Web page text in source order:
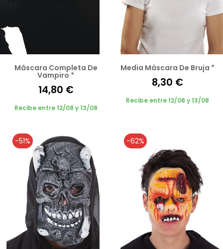
Máscara Completa De
Vampiro *
14,80 €
Recibe entre 12/08 y 13/08
Media Máscara De Bruja *
8,30 €
Recibe entre 12/08 y 13/08
-51% -62%